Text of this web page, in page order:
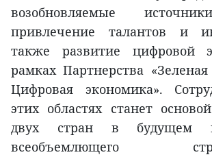
возобновляемые
привлечение талантов и
также развитие цифровой
рамках Партнерства
Цифровая экономика».
этих областях станет
двух стран в будущем
всеобъемлющего